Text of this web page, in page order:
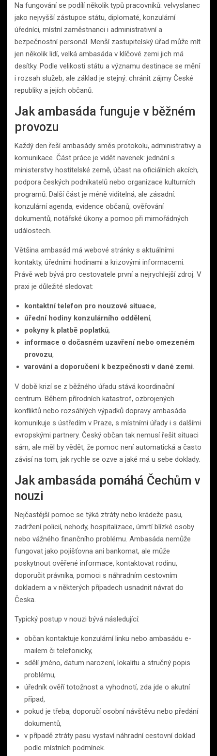
Na fungování se podílí několik typů pracovníků: velvyslanec
jako nejvyšší zástupce státu, diplomaté, konzulární
úředníci, místní zaměstnanci i administrativní a
bezpečnostní personál. Menší zastupitelský úřad může mít
jen několik lidí, velká ambasáda v klíčové zemi jich má
desítky. Podle velikosti státu a významu destinace se mění
i rozsah služeb, ale základ je stejný: chránit zájmy České
republiky a jejích občanů.
Jak ambasáda funguje v běžném
provozu
Každý den řeší ambasády směs protokolu, administrativy a
komunikace. Část práce je vidět navenek: jednání s
ministerstvy hostitelské země, účast na oficiálních akcích,
podpora českých podnikatelů nebo organizace kulturních
programů. Další část je méně viditelná, ale zásadní:
konzulární agenda, evidence občanů, ověřování
dokumentů, notářské úkony a pomoc při mimořádných
událostech.
Většina ambasád má webové stránky s aktuálními
kontakty, úředními hodinami a krizovými informacemi.
Právě web bývá pro cestovatele první a nejrychlejší zdroj. V
praxi je důležité sledovat:
kontaktní telefon pro nouzové situace,
úřední hodiny konzulárního oddělení,
pokyny k platbě poplatků,
informace o dočasném uzavření nebo omezeném
provozu,
varování a doporučení k bezpečnosti v dané zemi
V době krizí se z běžného úřadu stává koordinační
centrum. Během přírodních katastrof, ozbrojených
konfliktů nebo rozsáhlých výpadků dopravy ambasáda
komunikuje s ústředím v Praze, s místními úřady i s dalšími
evropskými partnery. Český občan tak nemusí řešit situaci
sám, ale měl by vědět, že pomoc není automatická a často
závisí na tom, jak rychle se ozve a jaké má u sebe doklady.
Jak ambasáda pomáhá Čechům v
nouzi
Nejčastější pomoc se týká ztráty nebo krádeže pasu,
zadržení policií, nehody, hospitalizace, úmrtí blízké osoby
nebo vážného finančního problému. Ambasáda nemůže
fungovat jako pojišťovna ani bankomat, ale může
poskytnout ověřené informace, kontaktovat rodinu,
doporučit právníka, pomoci s náhradním cestovním
dokladem a v některých případech usnadnit návrat do
Česka.
Typický postup v nouzi bývá následující:
občan kontaktuje konzulární linku nebo ambasádu e-
mailem či telefonicky,
sdělí jméno, datum narození, lokalitu a stručný popis
problému,
úředník ověří totožnost a vyhodnotí, zda jde o akutní
případ,
pokud je třeba, doporučí osobní návštěvu nebo předání
dokumentů,
v případě ztráty pasu vystaví náhradní cestovní doklad
podle místních podmínek.